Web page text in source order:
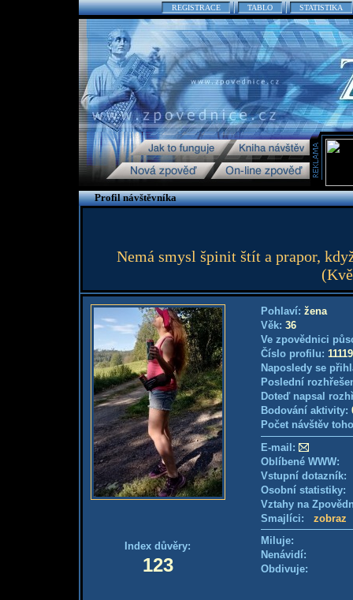
REGISTRACE TABLO STATISTIKA
Profil návštěvníka
Nemá smysl špinit štít a prapor,
Index důvěry:
123
Pohlaví: žena
Věk: 36
Ve zpovědnici
Číslo profilu:
Naposledy se
Poslední
Doteď napsal
Bodování aktivity:
Počet návštěv
E-mail:
Oblíbené WWW:
Vstupní
Osobní
Vztahy na
Smajlíci: zobraz
Miluje:
Nenávidí:
Obdivuje: